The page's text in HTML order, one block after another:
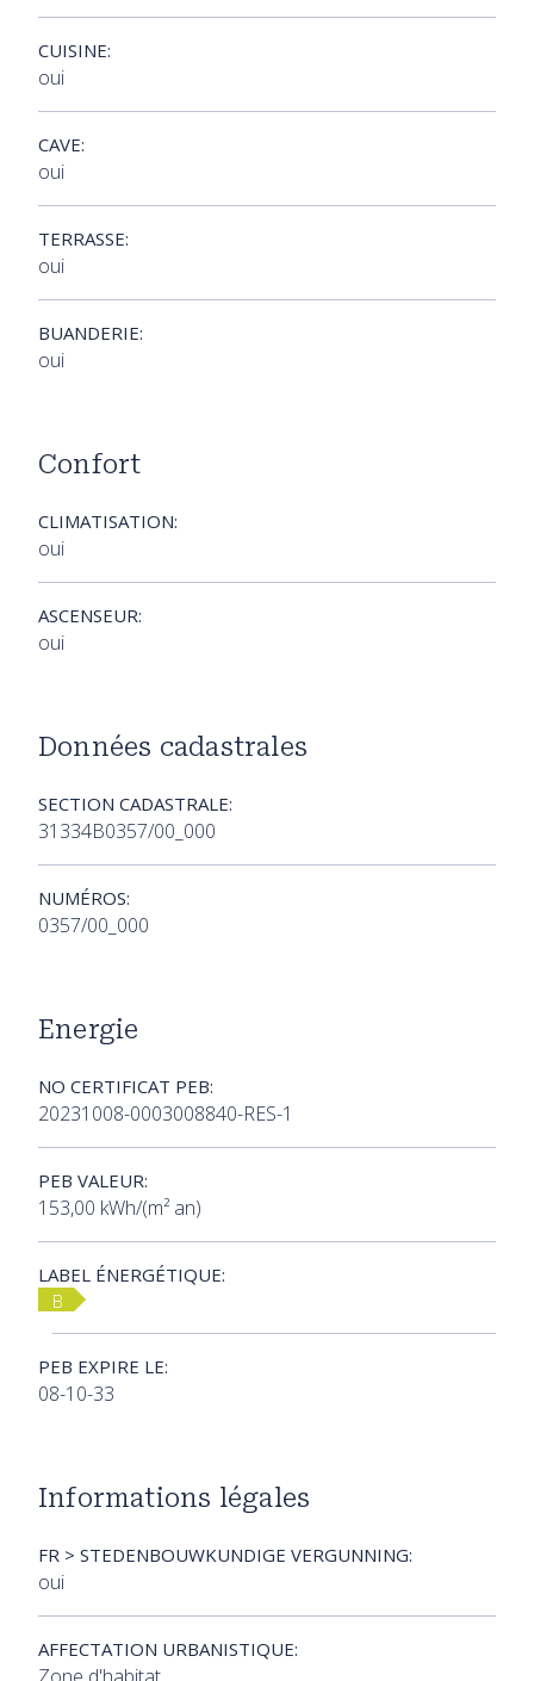
CUISINE:
oui
CAVE:
oui
TERRASSE:
oui
BUANDERIE:
oui
Confort
CLIMATISATION:
oui
ASCENSEUR:
oui
Données cadastrales
SECTION CADASTRALE:
31334B0357/00_000
NUMÉROS:
0357/00_000
Energie
NO CERTIFICAT PEB:
20231008-0003008840-RES-1
PEB VALEUR:
153,00 kWh/(m² an)
LABEL ÉNERGÉTIQUE:
B
PEB EXPIRE LE:
08-10-33
Informations légales
FR > STEDENBOUWKUNDIGE VERGUNNING:
oui
AFFECTATION URBANISTIQUE: